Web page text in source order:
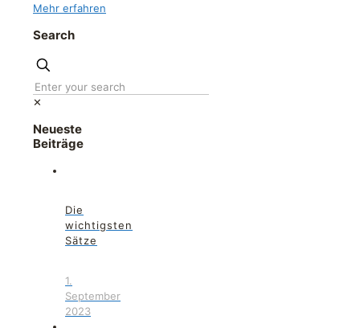
Mehr erfahren
Search
✕
Neueste
Beiträge
Die
wichtigsten
Sätze
1.
September
2023